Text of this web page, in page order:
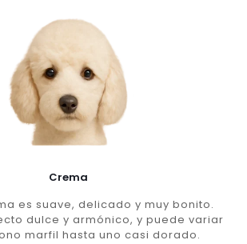
Crema
es suave, delicado y muy bonito.
dulce y armónico, y puede variar
marfil hasta uno casi dorado.